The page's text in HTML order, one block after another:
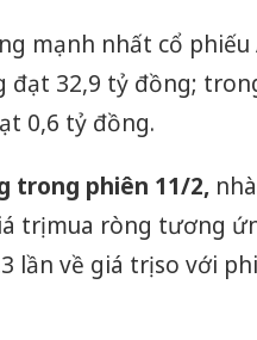
mạnh nhất cổ phiếu
đạt 32,9 tỷ đồng;
0,6 tỷ đồng.
trong phiên 11/2,
trị mua ròng tương
lần về giá trị so với